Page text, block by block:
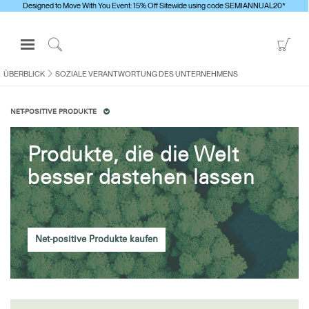
Designed to Move With You Event: 15% Off Sitewide using code SEMIANNUAL20*
Open
Navigation
Menuto
Anmelden oder Registrieren
PRODUKTE
ERGONOMISCHE HILFSMITTEL
MEDIENCENTER
ÜBERBLICK
KONTAKTIEREN SIE UNS
Kontaktservice
Showroom suchen
ÜBERBLICK SOZIALE VERANTWORTUNG DES UNTERNEHMENS
NET-POSITIVE PRODUKTE
Produkte, die die Welt
besser dastehen lassen
Net-positive Produkte kaufen